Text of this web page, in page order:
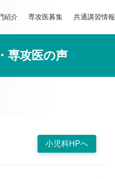
紹介 専攻医募集 共通講習情報
専攻医の声
小児科HPへ